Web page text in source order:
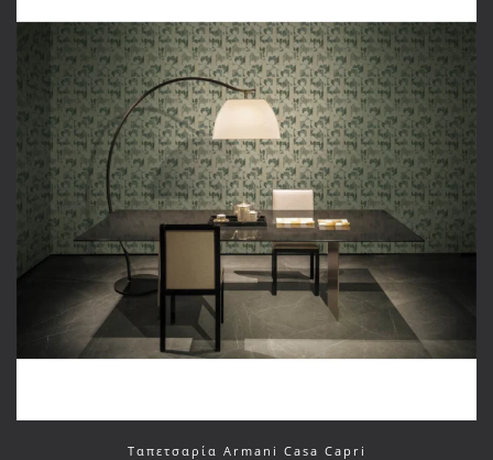
Ταπετσαρία Armani Casa Capri